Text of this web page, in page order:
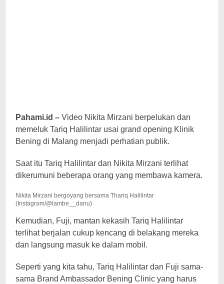
Pahami.id – Video Nikita Mirzani berpelukan dan
memeluk Tariq Halilintar usai grand opening Klinik
Bening di Malang menjadi perhatian publik.
Saat itu Tariq Halilintar dan Nikita Mirzani terlihat
dikerumuni beberapa orang yang membawa kamera.
Nikita Mirzani bergoyang bersama Thariq Halilintar
(Instagram/@lambe__danu)
Kemudian, Fuji, mantan kekasih Tariq Halilintar
terlihat berjalan cukup kencang di belakang mereka
dan langsung masuk ke dalam mobil.
Seperti yang kita tahu, Tariq Halilintar dan Fuji sama-
sama Brand Ambassador Bening Clinic yang harus